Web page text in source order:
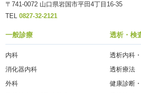
〒741-0072 山口県岩国市平田4丁目16-35
TEL 0827-32-2121
一般診療
内科
消化器内科
外科
透析・検
透析内科
透析療法
健康診断